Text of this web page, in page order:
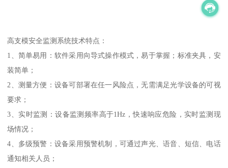
高支模安全监测系统技术特点：
1、简单易用：软件采用向导式操作模式，易于掌握；标准夹具，安
装简单；
2、测量方便：设备可部署在任一风险点，无需满足光学设备的可视
要求；
3、实时监测：设备监测频率高于1Hz，快速响应危险，实时监测现
场情况；
4、多级预警：设备采用预警机制，可通过声光、语音、短信、电话
通知相关人员；